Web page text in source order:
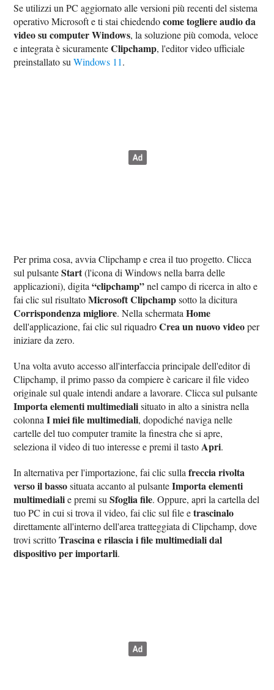
Se utilizzi un PC aggiornato alle versioni più recenti del sistema
operativo Microsoft e ti stai chiedendocome togliere audio da
video su computer Windows, la soluzione più comoda, veloce
e integrata è sicuramenteClipchamp, l'editor video ufficiale
preinstallato suWindows 11.
Per prima cosa, avvia Clipchamp e crea il tuo progetto. Clicca
sul pulsanteStart(l'icona di Windows nella barra delle
applicazioni), digita“clipchamp”nel campo di ricerca in alto e
fai clic sul risultatoMicrosoft Clipchampsotto la dicitura
Corrispondenza migliore. Nella schermataHome
dell'applicazione, fai clic sul riquadroCrea un nuovo videoper
iniziare da zero.
Una volta avuto accesso all'interfaccia principale dell'editor di
Clipchamp, il primo passo da compiere è caricare il file video
originale sul quale intendi andare a lavorare. Clicca sul pulsante
Importa elementi multimedialisituato in alto a sinistra nella
colonnaI miei file multimediali, dopodiché naviga nelle
cartelle del tuo computer tramite la finestra che si apre,
seleziona il video di tuo interesse e premi il tasto Apri.
In alternativa per l'importazione, fai clic sullafreccia rivolta
verso il bassosituata accanto al pulsanteImporta elementi
multimedialie premi suSfoglia file. Oppure, apri la cartella del
tuo PC in cui si trova il video, fai clic sul file etrascinalo
direttamente all'interno dell'area tratteggiata di Clipchamp, dove
trovi scrittoTrascina e rilascia i file multimediali dal
dispositivo per importarli.